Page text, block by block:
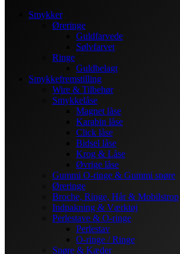
Smykker
Øreringe
Guldfarvede
Sølvfarvet
Ringe
Guldbelagt
Smykkefremstilling
Wire & Tilbehør
Smykkelåse
Magnet låse
Karabin låse
Click låse
Bidsel låse
Krog & Låse
Øvrige låse
Gummi O-ringe & Gummi snøre
Øreringe
Broche, Ringe, Hår & Mobilstrop
Indpakning & Værktøj
Perlestave & O-ringe
Perlestav
O-ringe / Ringe
Snøre & Kæder